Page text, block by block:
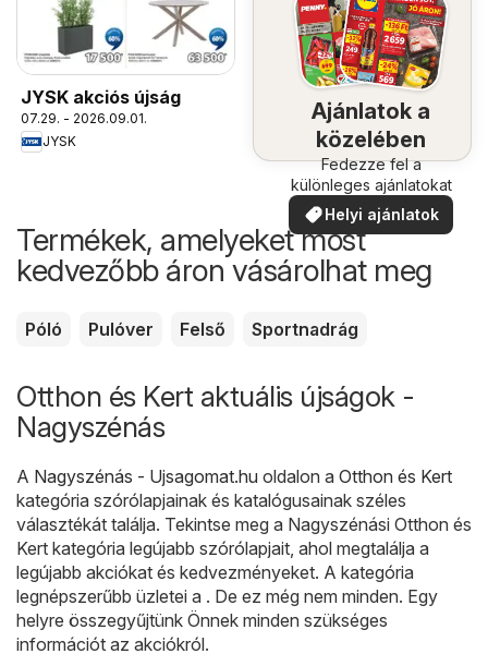
JYSK akciós újság
07.29. - 2026.09.01.
JYSK
Ajánlatok a
közelében
Fedezze fel a
különleges ajánlatokat
Helyi ajánlatok
Termékek, amelyeket most
kedvezőbb áron vásárolhat meg
Póló Pulóver Felső Sportnadrág
Otthon és Kert aktuális újságok -
Nagyszénás
A Nagyszénás - Ujsagomat.hu oldalon a Otthon és Kert
kategória szórólapjainak és katalógusainak széles
választékát találja. Tekintse meg a Nagyszénási Otthon és
Kert kategória legújabb szórólapjait, ahol megtalálja a
legújabb akciókat és kedvezményeket. A kategória
legnépszerűbb üzletei a . De ez még nem minden. Egy
helyre összegyűjtünk Önnek minden szükséges
információt az akciókról.